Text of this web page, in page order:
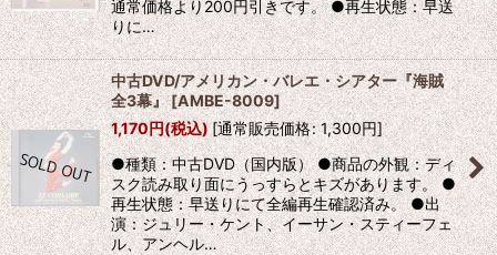
通常価格より200円引きです。 ●再生状態：早送
りに…
中古DVD/アメリカン・バレエ・シアター『海賊
全3幕』[AMBE-8009]
1,170円(税込) [通常販売価格: 1,300円]
●種類：中古DVD（国内版） ●商品の外観：ディ
スク読み取り面にうっすらとキズがあります。 ●
再生状態：早送りにて全編再生確認済み。 ●出
演：ジュリー・ケント、イーサン・スティーフェ
ル、アンヘル…